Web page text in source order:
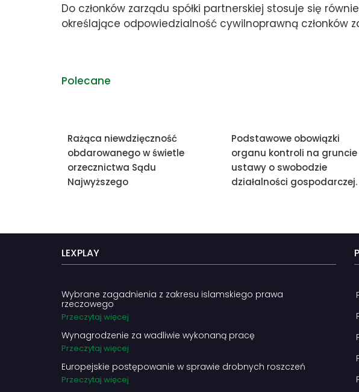
Do członków zarządu spółki partnerskiej stosuje się
określające odpowiedzialność cywilnoprawną członków
Polecane
Rażąca niewdzięczność
obdarowanego w świetle
orzecznictwa Sądu
Najwyższego
Podstawowe obowiązki
organu kontroli na gruncie
ustawy o swobodzie
działalności gospodarczej.
LEXPLAY
Wybrane zagadnienia z zakresu islamskiego prawa
rzeczowego
Przeczytaj więcej
Wynagrodzenie za wadliwie wykonaną pracę
Przeczytaj więcej
Europejskie postępowanie w sprawie drobnych roszczeń
Przeczytaj więcej